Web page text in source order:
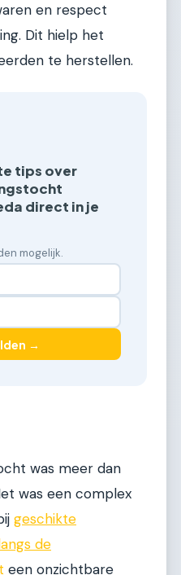
en respect
Dit hielp het
te herstellen.
tips over
direct in je
mogelijk.
→
was meer dan
was een complex
geschikte
de
een onzichtbare